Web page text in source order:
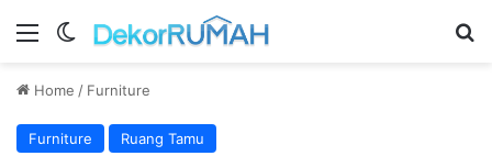
Menu Switch skin
Home / Furniture
Furniture Ruang Tamu